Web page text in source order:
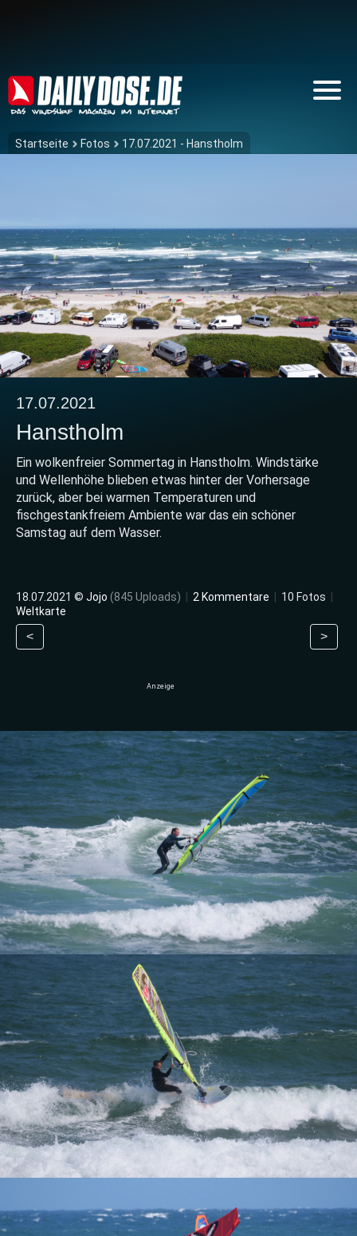
Startseite Fotos 17.07.2021 - Hanstholm
17.07.2021
Hanstholm
Ein wolkenfreier Sommertag in Hanstholm. Windstärke
und Wellenhöhe blieben etwas hinter der Vorhersage
zurück, aber bei warmen Temperaturen und
fischgestankfreiem Ambiente war das ein schöner
Samstag auf dem Wasser.
18.07.2021 © Jojo (845 Uploads) 2 Kommentare 10 Fotos
Weltkarte
< >